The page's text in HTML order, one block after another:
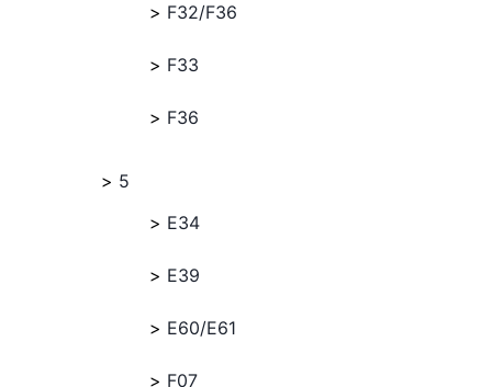
F32/F36
F33
F36
5
E34
E39
E60/E61
F07